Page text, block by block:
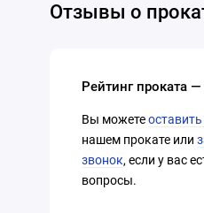
Отзывы о
Рейтинг проката —
Вы можете
нашем прокате или
звонок, если у вас
вопросы.